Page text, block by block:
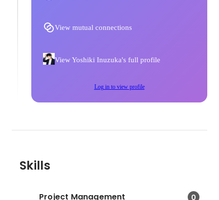
View mutual connections
View Yoshiki Inuzuka's full profile
Log in to view profile
Skills
Project Management 0